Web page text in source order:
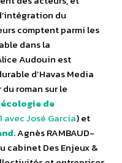
du
comptent parmi les
dans la
Audouin est
d’Havas Media
roman sur le
de
avec José Garcia) et
. Agnès RAMBAUD-
cabinet Des Enjeux &